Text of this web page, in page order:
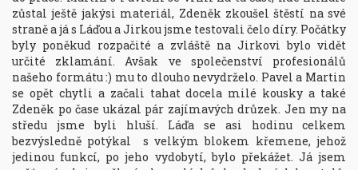
zůstal ještě jakýsi materiál, Zdeněk zkoušel štěstí na své
straně a já s Láďou a Jirkou jsme testovali čelo díry. Počátky
byly poněkud rozpačité a zvláště na Jirkovi bylo vidět
určité zklamání. Avšak ve společenství profesionálů
našeho formátu :) mu to dlouho nevydrželo. Pavel a Martin
se opět chytli a začali tahat docela milé kousky a také
Zdeněk po čase ukázal pár zajímavých drůzek. Jen my na
středu jsme byli hluší. Láďa se asi hodinu celkem
bezvýsledně potýkal  s velkým blokem křemene, jehož
jedinou funkcí, po jeho vydobytí, bylo překážet. Já jsem